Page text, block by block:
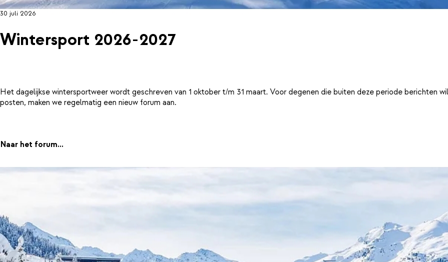
30 juli 2026
Wintersport 2026-2027
Het dagelijkse wintersportweer wordt geschreven van 1 oktober t/m 31 maart. Voor degenen die buiten deze periode berichten
posten, maken we regelmatig een nieuw forum aan.
Naar het forum...